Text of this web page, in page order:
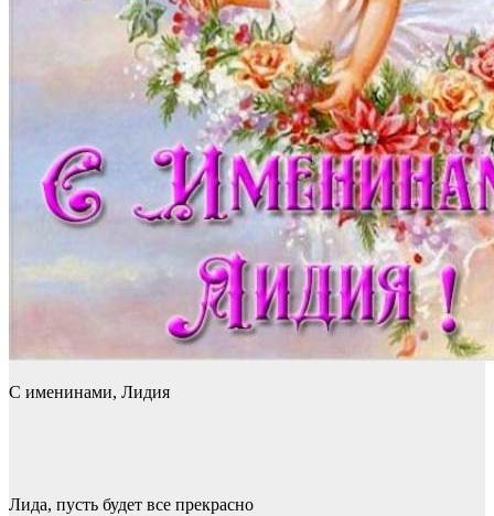
С именинами, Лидия
Лида, пусть будет все прекрасно